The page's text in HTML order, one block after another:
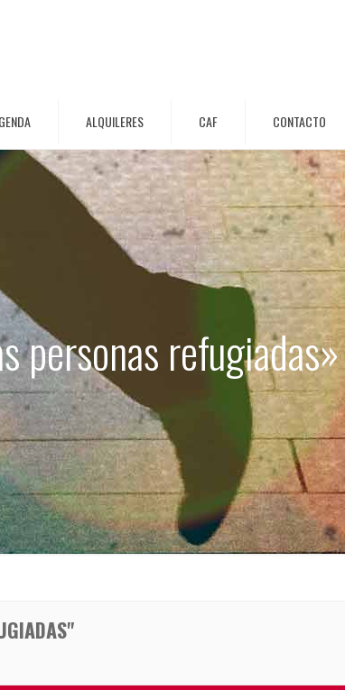
ALQUILERES CAF CONTACTO
personas refugiadas»